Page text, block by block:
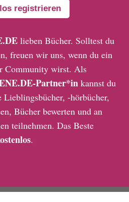
registrieren
lieben Bücher. Solltest du
freuen wir uns, wenn du ein
Community wirst. Als
Partner*in kannst du
Lieblingsbücher, -hörbücher,
Bücher bewerten und an
teilnehmen. Das Beste
.